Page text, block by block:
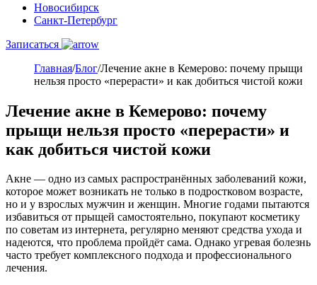
Новосибирск
Санкт-Петербург
Записаться
Главная/Блог/Лечение акне в Кемерово: почему прыщи
нельзя просто «перерасти» и как добиться чистой кожи
Лечение акне в Кемерово: почему
прыщи нельзя просто «перерасти» и
как добиться чистой кожи
Акне — одно из самых распространённых заболеваний кожи,
которое может возникать не только в подростковом возрасте,
но и у взрослых мужчин и женщин. Многие годами пытаются
избавиться от прыщей самостоятельно, покупают косметику
по советам из интернета, регулярно меняют средства ухода и
надеются, что проблема пройдёт сама. Однако угревая болезнь
часто требует комплексного подхода и профессионального
лечения.